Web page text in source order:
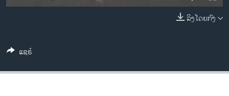
ທຸລະກິດ
ວີດີໂອ
ລິງໂດຍກົງ
ແຊຣ໌